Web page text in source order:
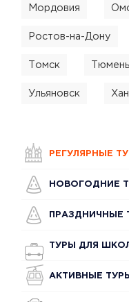
Мордовия
Ростов-на-Дону
Томск
Ульяновск
РЕГУЛЯРНЫЕ
НОВОГОДНИЕ
ПРАЗДНИЧНЫЕ
ТУРЫ ДЛЯ
АКТИВНЫЕ ТУРЫ